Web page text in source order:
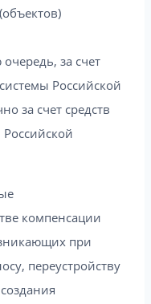
за счет
Российской
за счет средств
компенсации
при
переустройству